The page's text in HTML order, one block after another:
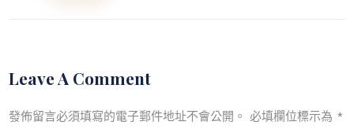
Leave A Comment
發佈留言必須填寫的電子郵件地址不會公開。 必填欄位標示為 *